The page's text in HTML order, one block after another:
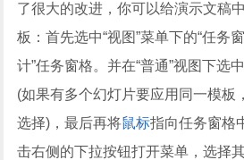
了很大的改进，你可以给演示文稿
板：首先选中“视图”菜单下的“任务
计”任务窗格。并在“普通”视图下选
(如果有多个幻灯片要应用同一模板
选择)，最后再将鼠标指向任务窗格
击右侧的下拉按钮打开菜单，选择